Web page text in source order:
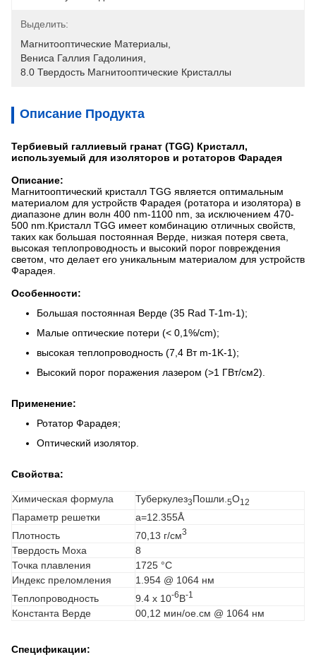
Выделить:
Магнитооптические Материалы
Вениса Галлия Гадолиния
8.0 Твердость Магнитооптические Кристаллы
Описание Продукта
Тербиевый галлиевый гранат (TGG) Кристалл,
используемый для изоляторов и ротаторов Фарадея
Описание:
Магнитооптический кристалл TGG является оптимальным
материалом для устройств Фарадея (ротатора и изолятора) в
диапазоне длин волн 400 nm-1100 nm, за исключением 470-
500 nm.Кристалл TGG имеет комбинацию отличных свойств,
таких как большая постоянная Верде, низкая потеря света,
высокая теплопроводность и высокий порог повреждения
светом, что делает его уникальным материалом для устройств
Фарадея.
Особенности:
Большая постоянная Верде (35 Rad T-1m-1);
Малые оптические потери (< 0,1%/cm);
высокая теплопроводность (7,4 Вт m-1K-1);
Высокий порог поражения лазером (>1 ГВт/см2).
Применение:
Ротатор Фарадея;
Оптический изолятор.
Свойства:
Химическая формула Туберкулез3Пошли. 5О12
Параметр решетки
a=12.355Å
Плотность
70,13 г/см3
Твердость Моха
8
Точка плавления
1725 °C
Индекс преломления
1.954 @ 1064 нм
Теплопроводность
9.4 х 10-6В-1
Константа Верде 00,12 мин/ое.см @ 1064 нм
Спецификации: